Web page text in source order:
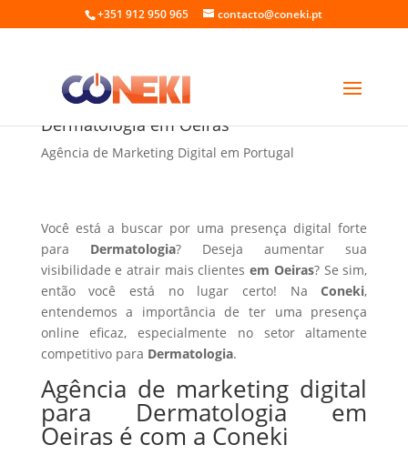
+351 912 950 965 contacto@coneki.pt
Agência de marketing digital para
Dermatologia em Oeiras
Agência de Marketing Digital em Portugal
Você está a buscar por uma presença digital forte
para Dermatologia? Deseja aumentar sua
visibilidade e atrair mais clientesem Oeiras? Se sim,
então você está no lugar certo! NaConeki,
entendemos a importância de ter uma presença
online eficaz, especialmente no setor altamente
competitivo para Dermatologia.
Agência de marketing digital
para Dermatologia em
Oeiras é com a Coneki